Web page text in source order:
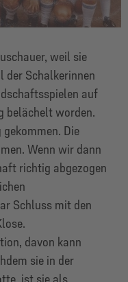
weil sie
der Schalkerinnen
auf
belächelt worden.
Die
Wenn wir dann
richtig abgezogen
Schluss mit den
davon kann
sie in der